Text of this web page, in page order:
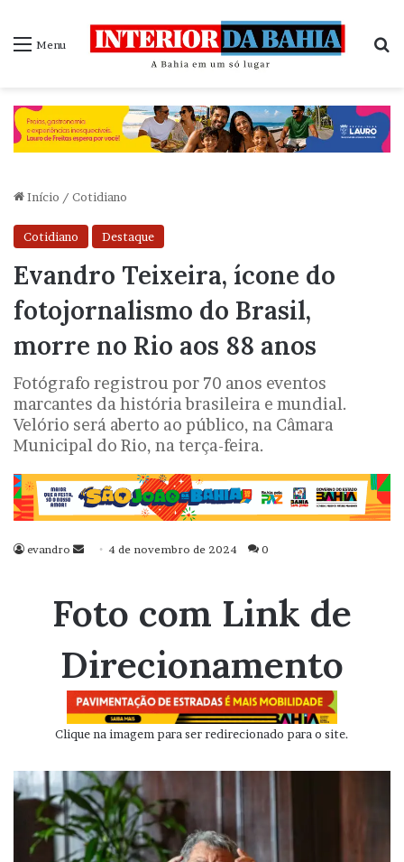
Menu
Início / Cotidiano
Cotidiano Destaque
Evandro Teixeira, ícone do
fotojornalismo do Brasil,
morre no Rio aos 88 anos
Fotógrafo registrou por 70 anos eventos
marcantes da história brasileira e mundial.
Velório será aberto ao público, na Câmara
Municipal do Rio, na terça-feira.
evandro
Mande
mail
4 de novembro de 2024 0
Foto com Link de
Direcionamento
Clique na imagem para ser redirecionado para o site.